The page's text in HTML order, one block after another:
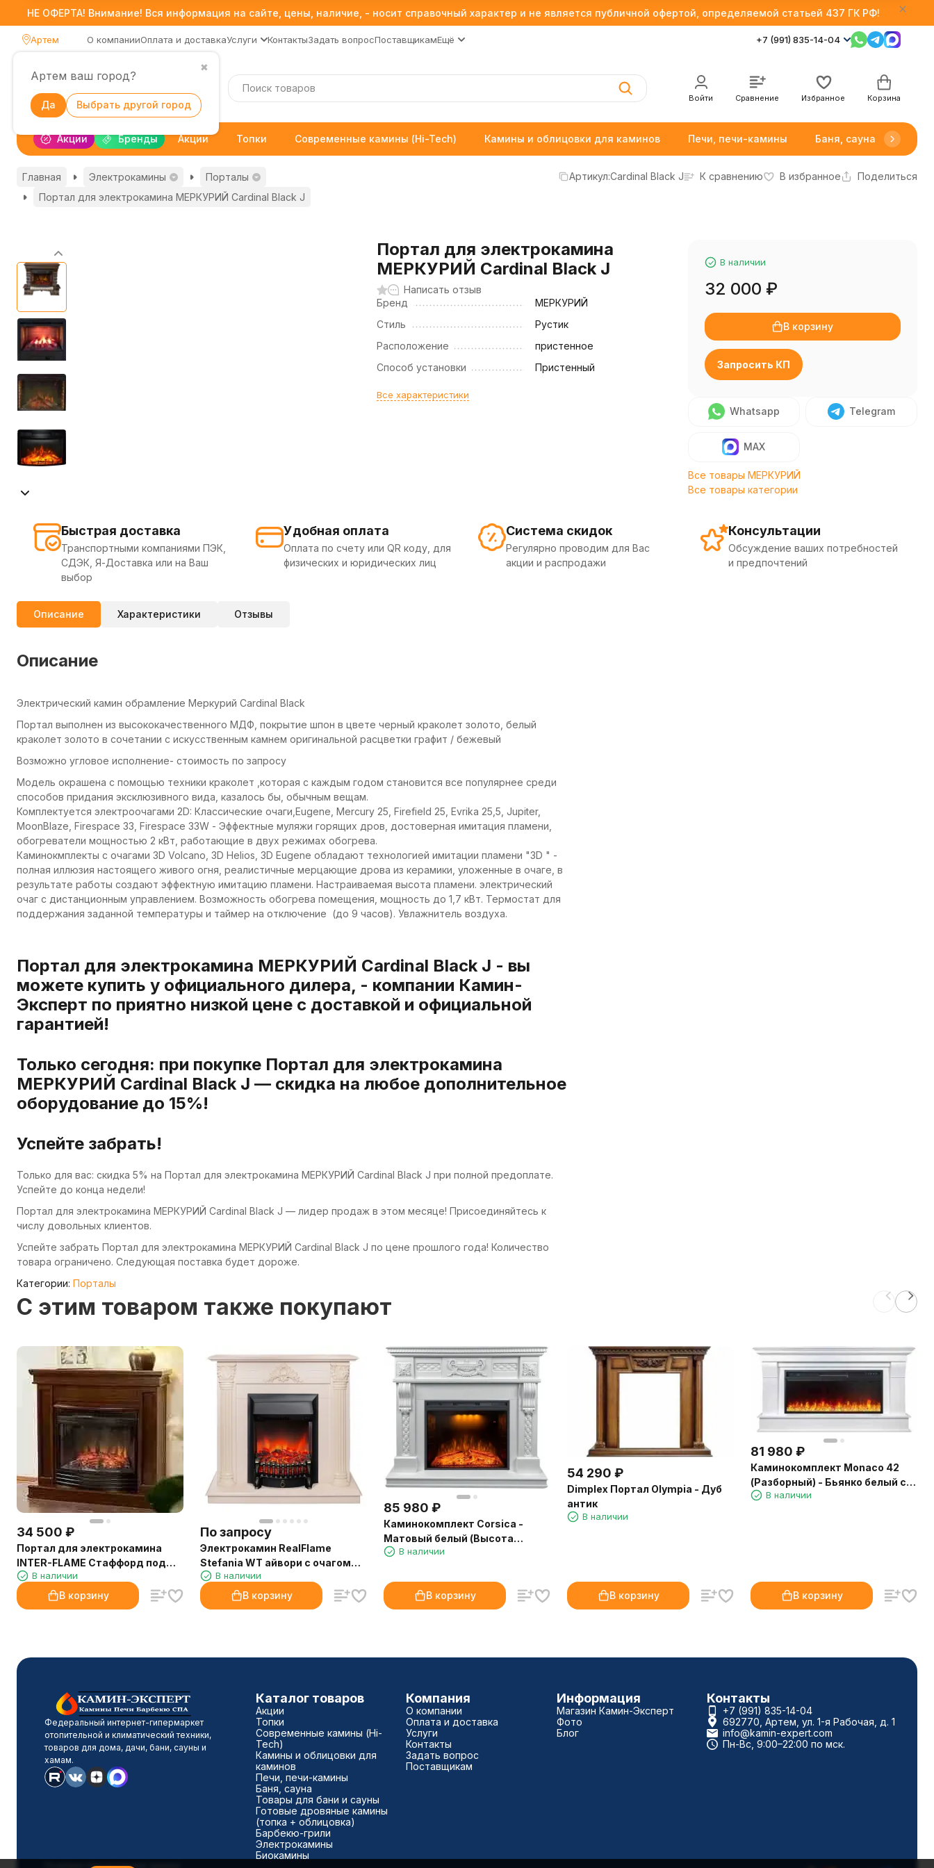
НЕ ОФЕРТА! Внимание! Вся информация на сайте, цены, наличие, - носит справочный характер и не является публичной офертой, определяемой статьей 437 ГК РФ!
Артем
✖
Артем ваш город?
Да Выбрать другой город
О компанииОплата и доставкаУслуги КонтактыЗадать вопросПоставщикамЕщё +7 (991) 835-14-04
Войти Сравнение Избранное Корзина
Акции Бренды Акции Топки Современные камины (Hi-Tech) Камины и облицовки для каминов Печи, печи-камины Баня, сауна
Главная Электрокамины
Порталы
Портал для электрокамина МЕРКУРИЙ Cardinal Black J
Артикул:Cardinal Black J К сравнению В избранное Поделиться
Портал для электрокамина
МЕРКУРИЙ Cardinal Black J
Написать отзыв
Бренд
МЕРКУРИЙ
Стиль
Рустик
Расположение
пристенное
Способ установки
Пристенный
Все характеристики
В наличии
32 000 ₽
В корзину
Запросить КП
Whatsapp Telegram
MAX
Все товары МЕРКУРИЙ
Все товары категории
Быстрая доставка
Транспортными компаниями ПЭК,
СДЭК, Я-Доставка или на Ваш
выбор
Удобная оплата
Оплата по счету или QR коду, для
физических и юридических лиц
Система скидок
Регулярно проводим для Вас
акции и распродажи
Консультации
Обсуждение ваших потребностей
и предпочтений
Описание Характеристики Отзывы
Описание
Электрический камин обрамление Меркурий Cardinal Black
Портал выполнен из высококачественного МДФ, покрытие шпон в цвете черный краколет золото, белый
краколет золото в сочетании с искусственным камнем оригинальной расцветки графит / бежевый
Возможно угловое исполнение- стоимость по запросу
Модель окрашена с помощью техники краколет ,которая с каждым годом становится все популярнее среди
способов придания эксклюзивного вида, казалось бы, обычным вещам.
Комплектуется электроочагами 2D: Классические очаги,Eugene, Mercury 25, Firefield 25, Evrika 25,5, Jupiter,
MoonBlaze, Firespace 33, Firespace 33W - Эффектные муляжи горящих дров, достоверная имитация пламени,
обогреватели мощностью 2 кВт, работающие в двух режимах обогрева.
Каминокмплекты с очагами 3D Volcano, 3D Helios, 3D Eugene обладают технологией имитации пламени "3D " -
полная иллюзия настоящего живого огня, реалистичные мерцающие дрова из керамики, уложенные в очаге, в
результате работы создают эффектную имитацию пламени. Настраиваемая высота пламени. электрический
очаг с дистанционным управлением. Возможность обогрева помещения, мощность до 1,7 кВт. Термостат для
поддержания заданной температуры и таймер на отключение (до 9 часов). Увлажнитель воздуха.
Портал для электрокамина МЕРКУРИЙ Cardinal Black J - вы
можете купить у официального дилера, - компании Камин-
Эксперт по приятно низкой цене с доставкой и официальной
гарантией!
Только сегодня: при покупке Портал для электрокамина
МЕРКУРИЙ Cardinal Black J — скидка на любое дополнительное
оборудование до 15%!
Успейте забрать!
Только для вас: скидка 5% на Портал для электрокамина МЕРКУРИЙ Cardinal Black J при полной предоплате.
Успейте до конца недели!
Портал для электрокамина МЕРКУРИЙ Cardinal Black J — лидер продаж в этом месяце! Присоединяйтесь к
числу довольных клиентов.
Успейте забрать Портал для электрокамина МЕРКУРИЙ Cardinal Black J по цене прошлого года! Количество
товара ограничено. Следующая поставка будет дороже.
Категории: Порталы
C этим товаром также покупают
34 500 ₽
Портал для электрокамина
INTER-FLAME Стаффорд под
Panoramic 25 темный дуб
универсальная полка
В наличии
В корзину
По запросу
Электрокамин RealFlame
Stefania WT айвори с очагом
Fobos Lux Black
В наличии
В корзину
85 980 ₽
Каминокомплект Corsica -
Матовый белый (Высота
1110мм) с очагом Emerald 28
В наличии
В корзину
54 290 ₽
Dimplex Портал Olympia - Дуб
антик
В наличии
В корзину
81 980 ₽
Каминокомплект Monaco 42
(Разборный) - Бьянко белый с
очагом Vision 42 LED
В наличии
В корзину
Федеральный интернет-гипермаркет
отопительной и климатический техники,
товаров для дома, дачи, бани, сауны и
хамам.
Каталог товаров
Акции
Топки
Современные камины (Hi-
Tech)
Камины и облицовки для
каминов
Печи, печи-камины
Баня, сауна
Товары для бани и сауны
Готовые дровяные камины
(топка + облицовка)
Барбекю-грили
Электрокамины
Биокамины
Компания
О компании
Оплата и доставка
Услуги
Контакты
Задать вопрос
Поставщикам
Информация
Магазин Камин-Эксперт
Фото
Блог
Контакты
+7 (991) 835-14-04
692770, Артем, ул. 1-я Рабочая, д. 1
info@kamin-expert.com
Пн-Вс, 9:00–22:00 по мск.
Политика персональных данных